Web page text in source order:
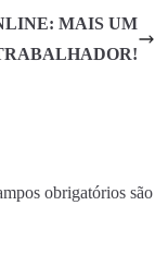
MAIS UM
obrigatórios são